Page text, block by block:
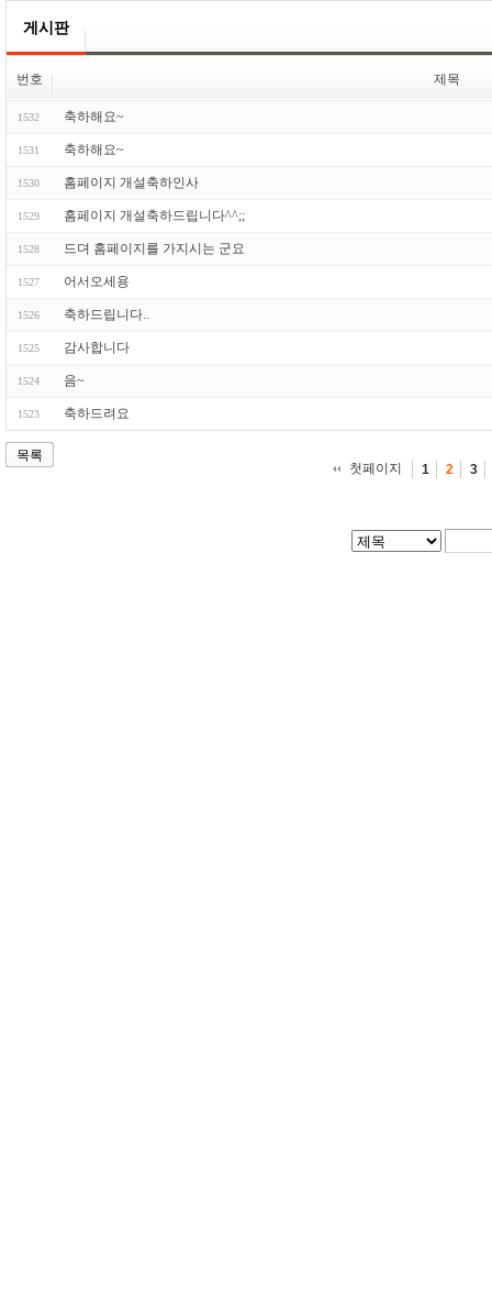
게시판
번호 제목
1532 축하해요~
1531 축하해요~
1530 홈페이지 개설축하인사
1529 홈페이지 개설축하드립니다^^;;
1528 드뎌 홈페이지를 가지시는 군요
1527 어서오세용
1526 축하드립니다..
1525 감사합니다
1524 음~
1523 축하드려요
목록
첫페이지
1 2 3